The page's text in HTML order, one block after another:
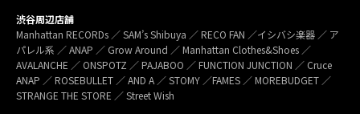
渋谷周辺店舗
Manhattan RECORDs ／ SAM’s Shibuya ／ RECO FAN ／イシバシ楽器 ／ ア
パレル系 ／ ANAP ／ Grow Around ／ Manhattan Clothes&Shoes ／
AVALANCHE ／ ONSPOTZ ／ PAJABOO ／ FUNCTION JUNCTION ／ Cruce
ANAP ／ ROSEBULLET ／ AND A ／ STOMY ／FAMES ／ MOREBUDGET ／
STRANGE THE STORE ／ Street Wish